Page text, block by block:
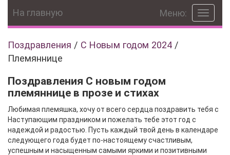
Toggle
На главную Меню:
Поздравления / С Новым годом 2024 /
Племяннице
Поздравления С новым годом
племяннице в прозе и стихах
Любимая племяшка, хочу от всего сердца поздравить тебя с
Наступающим праздником и пожелать тебе этот год с
надеждой и радостью. Пусть каждый твой день в календаре
следующего года будет по-настоящему счастливым,
успешным и насыщенным самыми яркими и позитивными